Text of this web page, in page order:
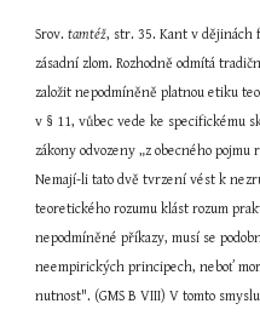
Srov. tamtéž, str. 35. Kant v dějinách
zásadní zlom. Rozhodně odmítá
založit nepodmíněně platnou etiku
v § 11, vůbec vede ke specifickému
zákony odvozeny „z obecného pojmu
Nemají-li tato dvě tvrzení vést k
teoretického rozumu klást rozum
nepodmíněné příkazy, musí se
neempirických principech, neboť
nutnost". (GMS B VIII) V tomto